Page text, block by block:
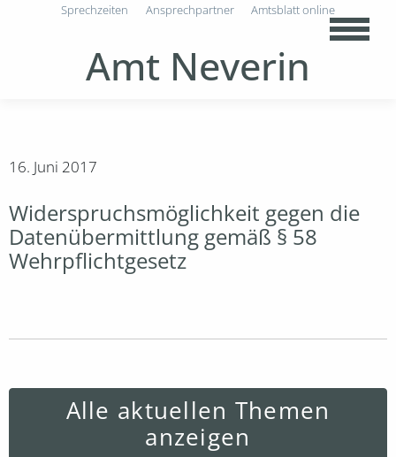
Amt Neverin
Sprechzeiten Ansprechpartner Amtsblatt online
16. Juni 2017
Widerspruchsmöglichkeit gegen die
Datenübermittlung gemäß § 58
Wehrpflichtgesetz
Alle aktuellen Themen
anzeigen